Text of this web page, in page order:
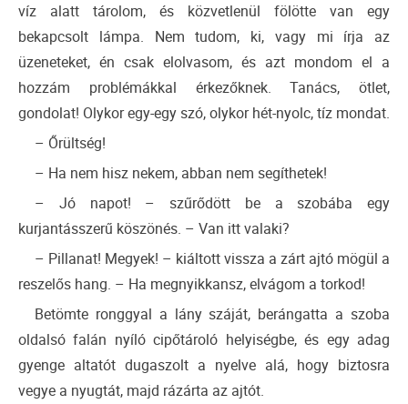
víz alatt tárolom, és közvetlenül fölötte van egy
bekapcsolt lámpa. Nem tudom, ki, vagy mi írja az
üzeneteket, én csak elolvasom, és azt mondom el a
hozzám problémákkal érkezőknek. Tanács, ötlet,
gondolat! Olykor egy-egy szó, olykor hét-nyolc, tíz mondat.
– Őrültség!
– Ha nem hisz nekem, abban nem segíthetek!
– Jó napot! – szűrődött be a szobába egy
kurjantásszerű köszönés. – Van itt valaki?
– Pillanat! Megyek! – kiáltott vissza a zárt ajtó mögül a
reszelős hang. – Ha megnyikkansz, elvágom a torkod!
Betömte ronggyal a lány száját, berángatta a szoba
oldalsó falán nyíló cipőtároló helyiségbe, és egy adag
gyenge altatót dugaszolt a nyelve alá, hogy biztosra
vegye a nyugtát, majd rázárta az ajtót.